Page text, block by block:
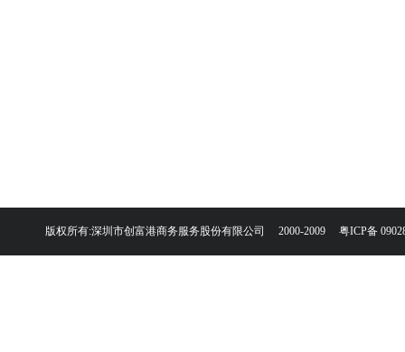
版权所有:深圳市创富港商务服务股份有限公司 2000-2009 粤ICP备